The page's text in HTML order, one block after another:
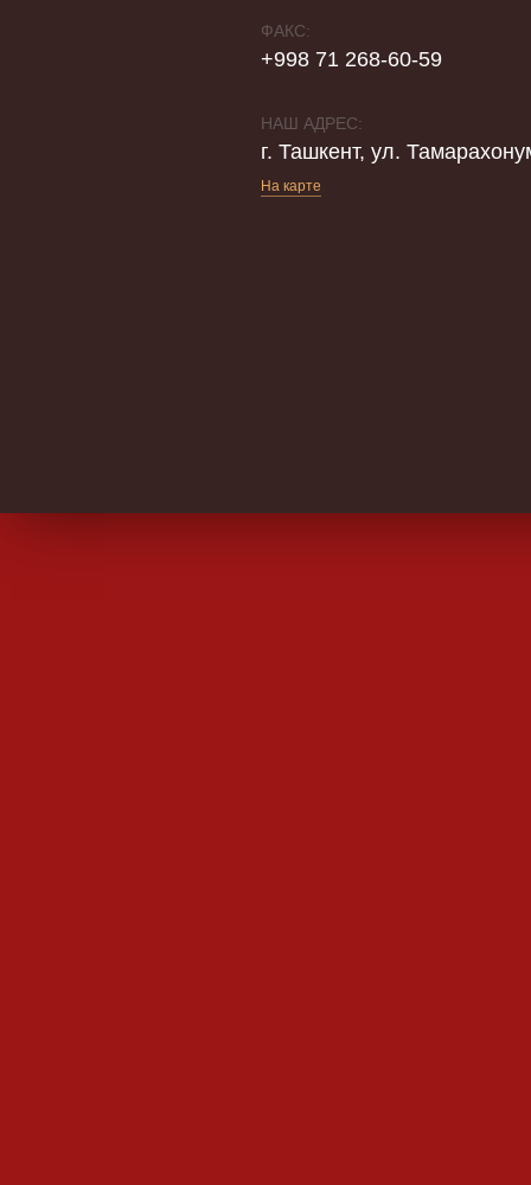
ФАКС:
+998 71 268-60-59
НАШ АДРЕС:
г. Ташкент, ул.
На карте